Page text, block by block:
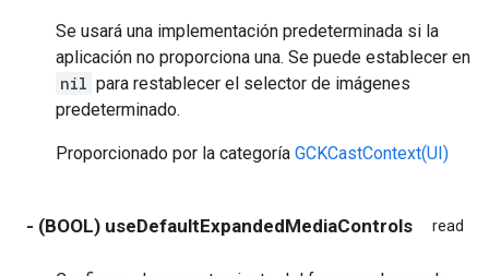
Se usará una implementación predeterminada si la
aplicación no proporciona una. Se puede establecer en
nil para restablecer el selector de imágenes
predeterminado.
Proporcionado por la categoría GCKCastContext(UI)
- (BOOL) useDefaultExpandedMediaControls read